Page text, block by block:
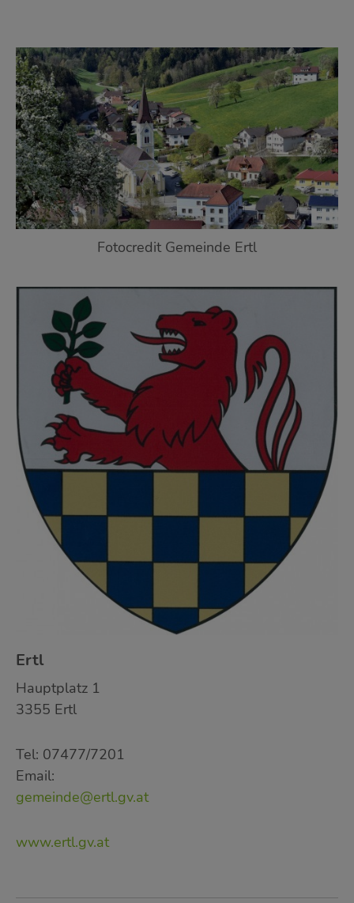
Fotocredit Gemeinde Ertl
Ertl
Hauptplatz 1
3355 Ertl
Tel: 07477/7201
Email:
gemeinde@ertl.gv.at
www.ertl.gv.at